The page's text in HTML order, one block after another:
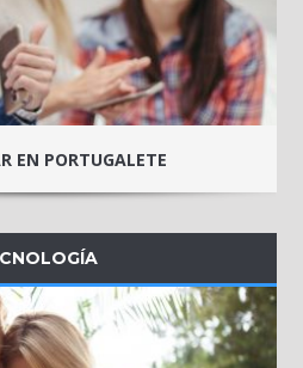
EN PORTUGALETE